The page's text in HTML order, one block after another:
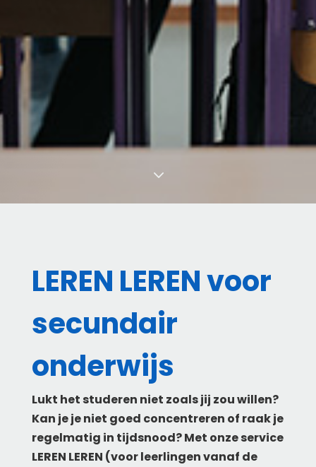
3
LEREN LEREN voor
secundair
onderwijs
Lukt het studeren niet zoals jij zou willen?
Kan je je niet goed concentreren of raak je
regelmatig in tijdsnood? Met onze service
LEREN LEREN (voor leerlingen vanaf de